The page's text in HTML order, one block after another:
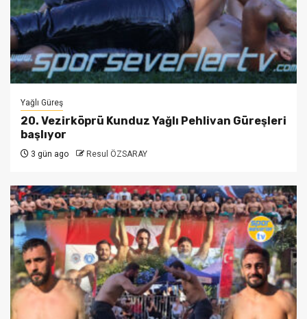
Yağlı Güreş
20. Vezirköprü Kunduz Yağlı Pehlivan Güreşleri
başlıyor
3 gün ago Resul ÖZSARAY